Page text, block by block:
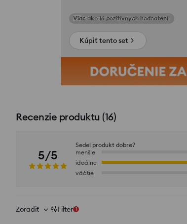
Zobraziť fotografie z recenzií
Kúpiť tento set
Recenzie produktu (16)
5/5
Sedel produkt dobre?
menšie
ideálne
väčšie
Zoradiť Filter 1